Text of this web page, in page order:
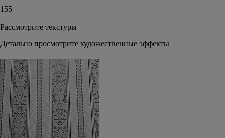
155
Рассмотрите текстуры
Детально просмотрите художественные эффекты